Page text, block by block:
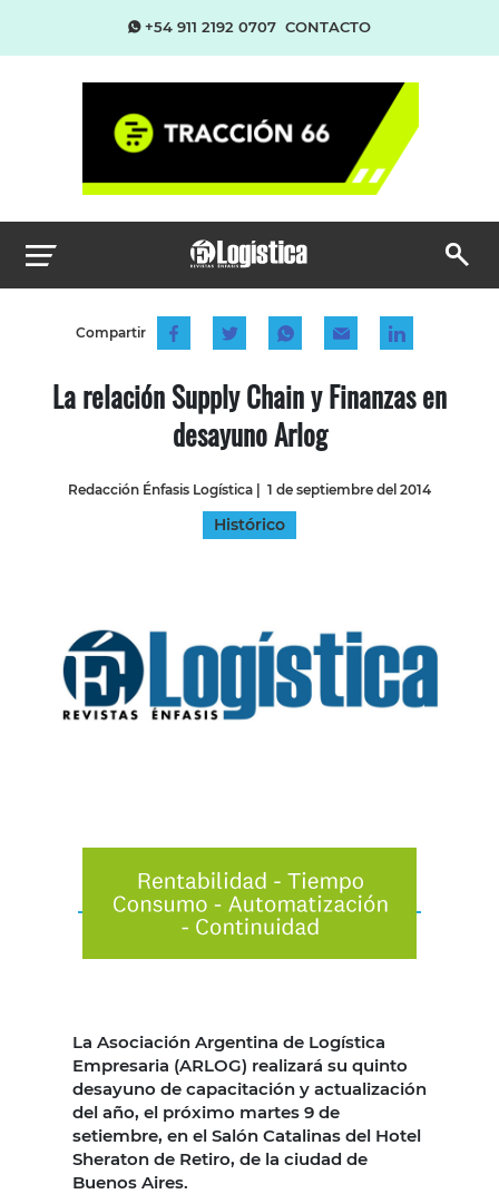
+54 911 2192 0707 CONTACTO
Compartir
La relación Supply Chain y Finanzas en
desayuno Arlog
Redacción Énfasis Logística | 1 de septiembre del 2014
Histórico
La Asociación Argentina de Logística
Empresaria (ARLOG) realizará su quinto
desayuno de capacitación y actualización
del año, el próximo martes 9 de
setiembre, en el Salón Catalinas del Hotel
Sheraton de Retiro, de la ciudad de
Buenos Aires.